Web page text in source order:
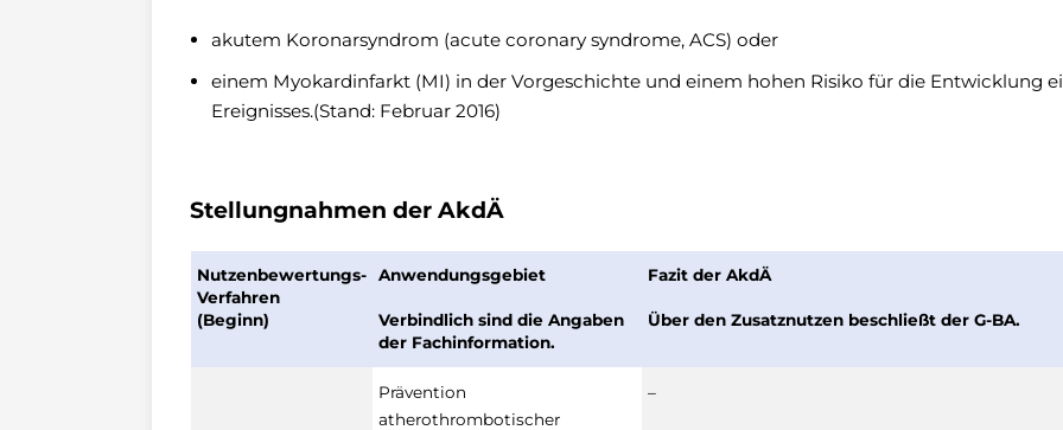
akutem Koronarsyndrom (acute coronary syndrome, ACS) oder
einem Myokardinfarkt (MI) in der Vorgeschichte und einem hohen Risiko für die Entwicklung
Ereignisses.(Stand: Februar 2016)
Stellungnahmen der AkdÄ
Nutzenbewertungs-
Verfahren
(Beginn)
Anwendungsgebiet
Verbindlich sind die Angaben
der Fachinformation.
Fazit der AkdÄ
Über den Zusatznutzen beschließt der G-BA.
Prävention
atherothrombotischer
–